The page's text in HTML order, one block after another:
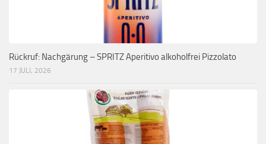
Rückruf: Nachgärung – SPRITZ Aperitivo alkoholfrei Pizzolato
17 JULI, 2026